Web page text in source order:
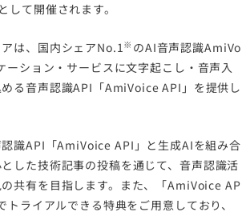
て開催されます。
は、国内シェアNo.1 ※ のAI音声認識AmiVo
ーション・サービスに文字起こし・音声入
る音声認識API「AmiVoice API」を提供し
識API「AmiVoice API」と生成AIを組み合
した技術記事の投稿を通じて、音声認識活
共有を目指します。また、「AmiVoice AP
ライアルできる特典をご用意しており、